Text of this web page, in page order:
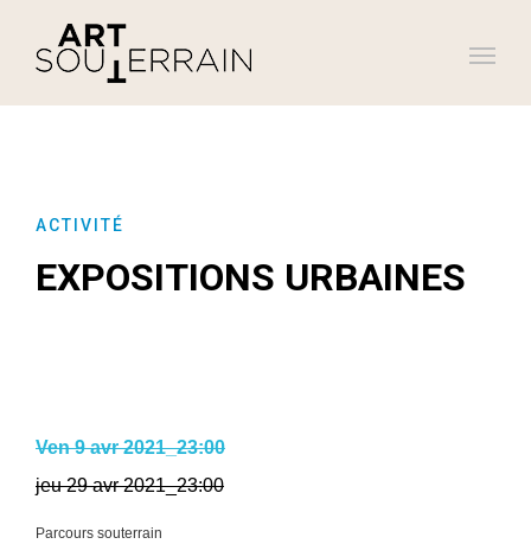
ACTIVITÉ
EXPOSITIONS URBAINES
Ven 9 avr 2021_23:00
jeu 29 avr 2021_23:00
Parcours souterrain